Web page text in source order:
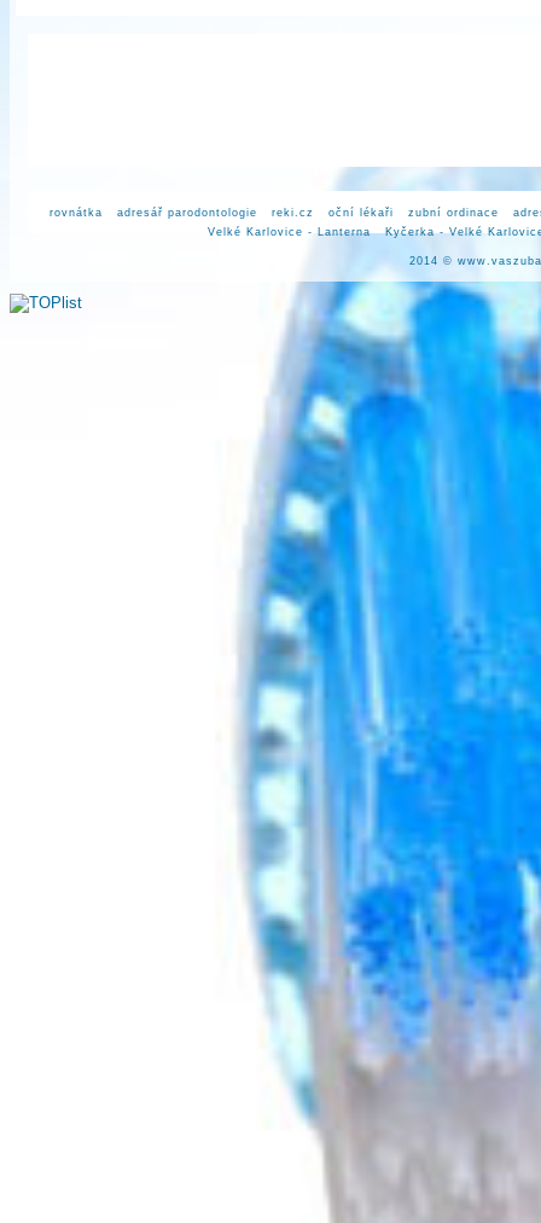
rovnátka adresář parodontologie reki.cz oční lékaři zubní ordinace
Velké Karlovice - Lanterna
Kyčerka - Velké
2014 ©